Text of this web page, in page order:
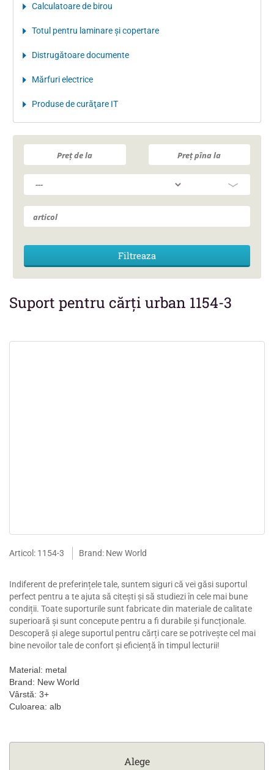
Calculatoare de birou
Totul pentru laminare şi copertare
Distrugătoare documente
Mărfuri electrice
Produse de curăţare IT
Suport pentru cărți urban 1154-3
Articol: 1154-3 Brand: New World
Indiferent de preferințele tale, suntem siguri că vei găsi suportul
perfect pentru a te ajuta să citești și să studiezi în cele mai bune
condiții. Toate suporturile sunt fabricate din materiale de calitate
superioară și sunt concepute pentru a fi durabile și funcționale.
Descoperă și alege suportul pentru cărți care se potrivește cel mai
bine nevoilor tale de confort și eficiență în timpul lecturii!
Material: metal
Brand: New World
Vârstă: 3+
Culoarea: alb
Alege